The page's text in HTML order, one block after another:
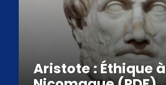
Aristote : Éthique à